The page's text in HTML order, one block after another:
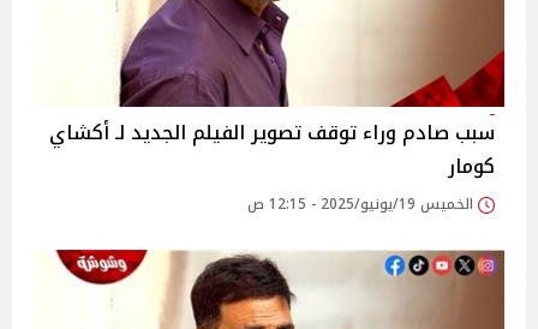
سبب صادم وراء توقف تصوير الفيلم الجديد لـ أكشاي
كومار
الخميس 19/يونيو/2025 - 12:15 ص